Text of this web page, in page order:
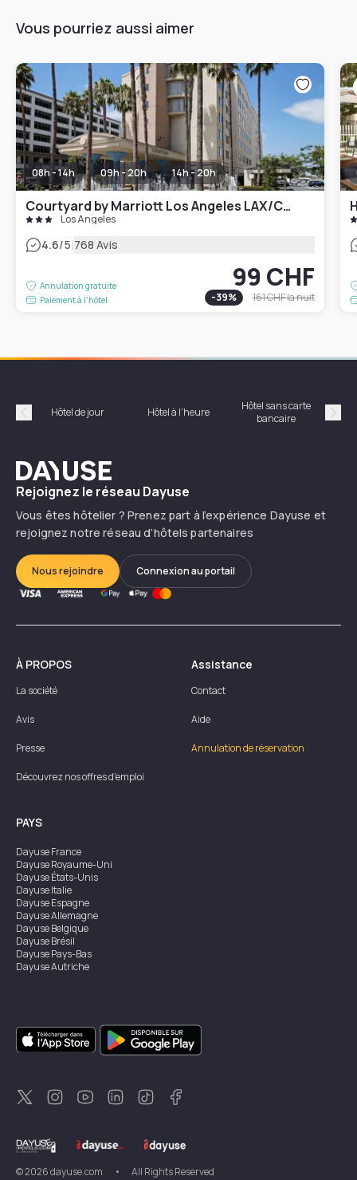
Vous pourriez aussi aimer
08h - 14h 09h - 20h 14h - 20h
Courtyard by Marriott Los Angeles LAX/Century Boulevard
Los Angeles
4.6/5|768 Avis
Annulation gratuite
Paiement à l'hôtel
99 CHF
-39% 161 CHFla nuit
Précédent
Hôtel de jour Hôtel à l'heure
Hôtel sans carte
bancaire
Dayuse
Rejoignez le réseau Dayuse
Vous êtes hôtelier ? Prenez part à l’expérience Dayuse et
rejoignez notre réseau d’hôtels partenaires
Nous rejoindre Connexion au portail
À PROPOS
La société
Avis
Presse
Découvrez nos offres d'emploi
Assistance
Contact
Aide
Annulation de réservation
PAYS
DayuseFrance
DayuseRoyaume-Uni
DayuseÉtats-Unis
DayuseItalie
DayuseEspagne
DayuseAllemagne
DayuseBelgique
DayuseBrésil
DayusePays-Bas
DayuseAutriche
DayuseSingapour
DayuseSuède
DayuseThaïlande
DayuseNouvelle-Zélande
DayuseTurquie
©2026dayuse.com •
All Rights Reserved